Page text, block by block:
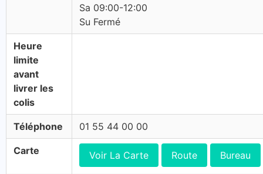
Sa 09:00-12:00
Su Fermé
Heure
limite
avant
livrer les
colis
Téléphone 01 55 44 00 00
Carte Voir La Carte Route Bureau